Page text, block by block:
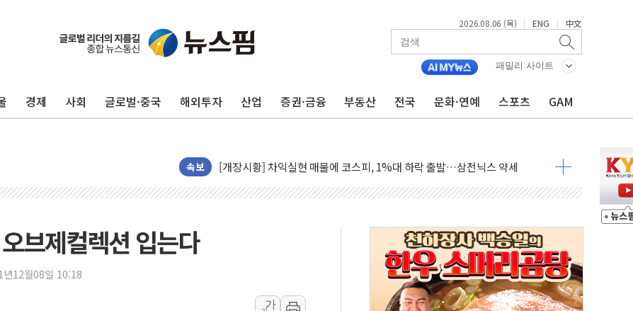
2026.08.06 (목) | ENG | 中文
패밀리 사이트
경제 사회 글로벌·중국 해외투자 산업 증권·금융 부동산 전국 문화·연예 스포츠 GAM
속보
구윤철 "반도체 호조에 수출 역대 최대 실적…3% 성장 궤도 가능성 높아져"
다카이치 "비핵 3원칙 견지"...히로시마서 "핵없는 세계 노력"
한울반도체, AI 초음파로 MLCC 내부결함 검사
CJ대한통운, 10월부터 대구 도심서 자율주행 화물운송
롯데백화점, 잠실에 '서머마켓' 첫선…포켓몬 협업
SSG닷컴, 쓱7클럽 회원 전용 특가전…12일까지 150여 종 선보여
지리자동차그룹, 7월 판매 25만대…수출 202% 급증
'호텔 곳곳을 전시장으로'…그랜드 조선 제주, 강임윤 개인전 개최
브제컬렉션 입는다
년12월08일 10:18
가